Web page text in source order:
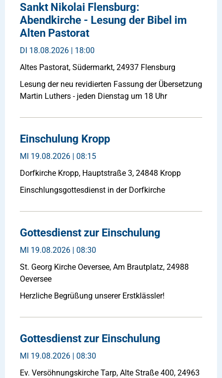
Sankt Nikolai Flensburg:
Abendkirche - Lesung der Bibel im
Alten Pastorat
DI 18.08.2026 | 18:00
Altes Pastorat, Südermarkt, 24937 Flensburg
Lesung der neu revidierten Fassung der Übersetzung
Martin Luthers - jeden Dienstag um 18 Uhr
Einschulung Kropp
MI 19.08.2026 | 08:15
Dorfkirche Kropp, Hauptstraße 3, 24848 Kropp
Einschlungsgottesdienst in der Dorfkirche
Gottesdienst zur Einschulung
MI 19.08.2026 | 08:30
St. Georg Kirche Oeversee, Am Brautplatz, 24988
Oeversee
Herzliche Begrüßung unserer Erstklässler!
Gottesdienst zur Einschulung
MI 19.08.2026 | 08:30
Ev. Versöhnungskirche Tarp, Alte Straße 400, 24963